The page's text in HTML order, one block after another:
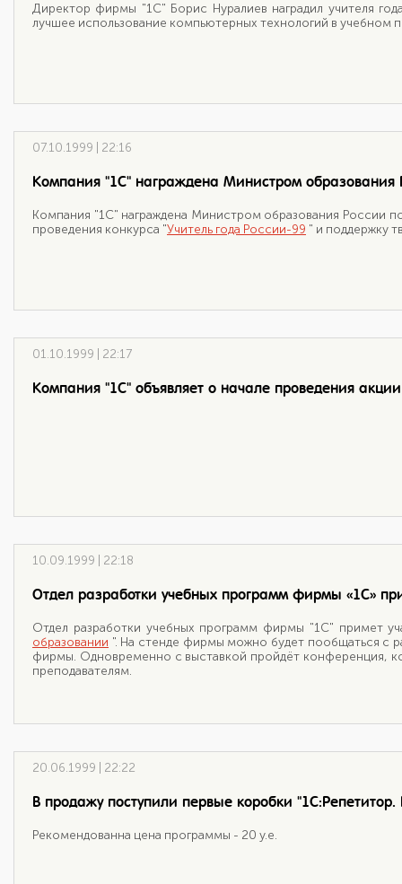
Директор фирмы "1С" Борис Нуралиев наградил учителя
лучшее использование компьютерных технологий в учебном
07.10.1999 | 22:16
Компания "1С" награждена Министром образования
Компания "1С" награждена Министром образования России
проведения конкурса "Учитель года России-99 " и поддержку
01.10.1999 | 22:17
Компания "1С" объявляет о начале проведения
10.09.1999 | 22:18
Отдел разработки учебных программ фирмы «1С»
Отдел разработки учебных программ фирмы "1С" примет
образовании ". На стенде фирмы можно будет пообщаться с
фирмы. Одновременно с выставкой пройдёт конференция,
преподавателям.
20.06.1999 | 22:22
В продажу поступили первые коробки "1С:Репетитор.
Рекомендованна цена программы - 20 у.е.